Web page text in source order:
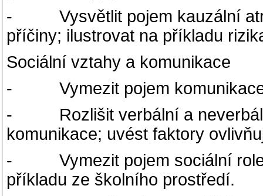
- Vysvětlit pojem kauzální
příčiny; ilustrovat na příkladu
Sociální vztahy a komunikace
- Vymezit pojem komunikace;
- Rozlišit verbální a
komunikace; uvést faktory
- Vymezit pojem sociální role
příkladu ze školního prostředí.